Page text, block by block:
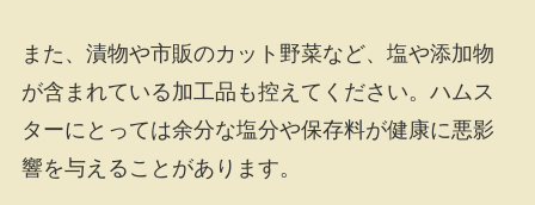
また、漬物や市販のカット野菜など、塩や添加物
が含まれている加工品も控えてください。ハムス
ターにとっては余分な塩分や保存料が健康に悪影
響を与えることがあります。